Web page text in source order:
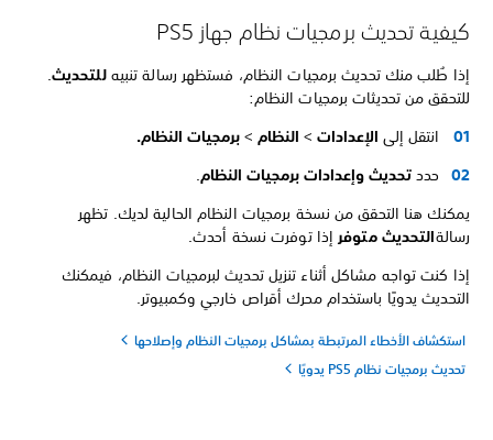
كيفية تحديث برمجيات نظام جهاز PS5
إذا طُلب منك تحديث برمجيات النظام، فستظهر رسالة تنبيهللتحديث.
للتحقق من تحديثات برمجيات النظام:
انتقل إلىالإعدادات>النظام>برمجيات النظام.
حددتحديث وإعدادات برمجيات النظام.
يمكنك هنا التحقق من نسخة برمجيات النظام الحالية لديك. تظهر
رسالةالتحديث متوفرإذا توفرت نسخة أحدث.
إذا كنت تواجه مشاكل أثناء تنزيل تحديث لبرمجيات النظام، فيمكنك
التحديث يدويًا باستخدام محرك أقراص خارجي وكمبيوتر.
استكشاف الأخطاء المرتبطة بمشاكل برمجيات النظام وإصلاحها
تحديث برمجيات نظام PS5 يدويًا